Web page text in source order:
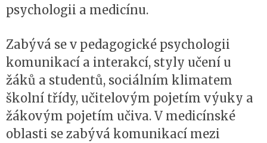
psychologii a medicínu.
Zabývá se v pedagogické psychologii
komunikací a interakcí, styly učení u
žáků a studentů, sociálním klimatem
školní třídy, učitelovým pojetím výuky a
žákovým pojetím učiva. V medicínské
oblasti se zabývá komunikací mezi